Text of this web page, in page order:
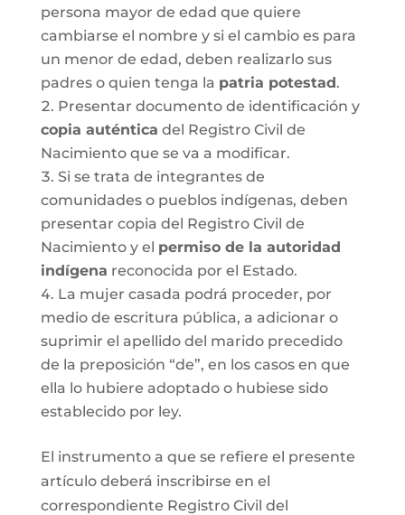
persona mayor de edad que quiere
cambiarse el nombre y si el cambio es para
un menor de edad, deben realizarlo sus
padres o quien tenga la patria potestad.
Presentar documento de identificación y
copia auténtica del Registro Civil de
Nacimiento que se va a modificar.
Si se trata de integrantes de
comunidades o pueblos indígenas, deben
presentar copia del Registro Civil de
Nacimiento y el permiso de la autoridad
indígena reconocida por el Estado.
La mujer casada podrá proceder, por
medio de escritura pública, a adicionar o
suprimir el apellido del marido precedido
de la preposición “de”, en los casos en que
ella lo hubiere adoptado o hubiese sido
establecido por ley.
El instrumento a que se refiere el presente
artículo deberá inscribirse en el
correspondiente Registro Civil del